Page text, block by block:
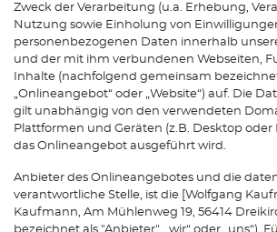
Zweck der Verarbeitung (u.a. Erhebung,
Nutzung sowie Einholung von
personenbezogenen Daten innerhalb
und der mit ihm verbundenen Webseiten,
Inhalte (nachfolgend gemeinsam
„Onlineangebot“ oder „Website“) auf. Die
gilt unabhängig von den verwendeten
Plattformen und Geräten (z.B. Desktop oder
das Onlineangebot ausgeführt wird.
Anbieter des Onlineangebotes und die
verantwortliche Stelle, ist die [Wolfgang
Kaufmann, Am Mühlenweg 19, 56414
bezeichnet als "Anbieter", „wir“ oder „uns“).